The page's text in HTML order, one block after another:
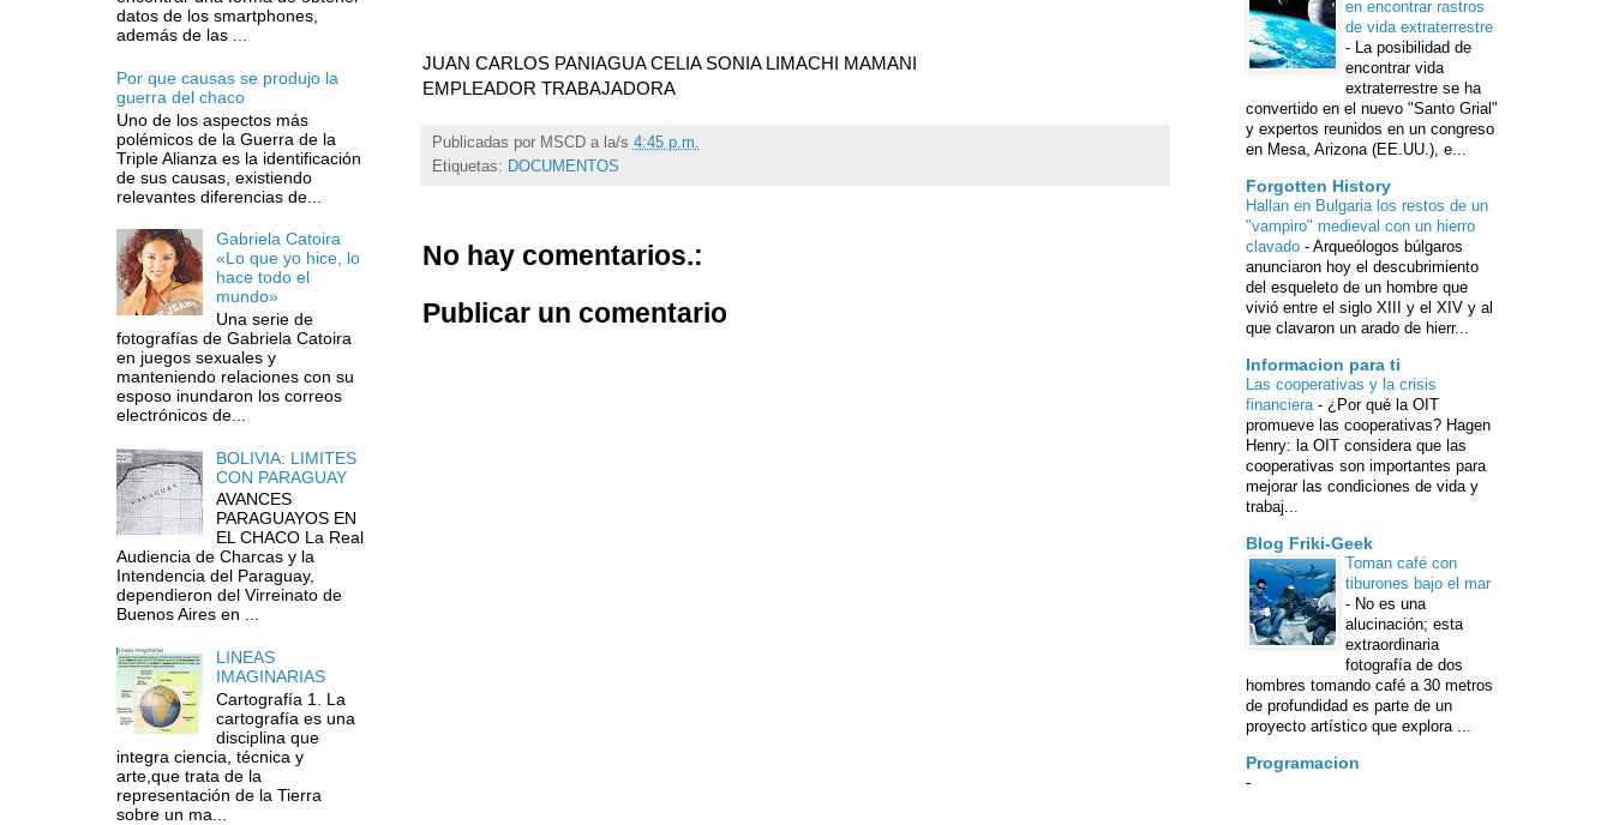
JUAN CARLOS PANIAGUA CELIA SONIA LIMACHI MAMANI
EMPLEADOR TRABAJADORA
Publicadas por MSCD a la/s 4:45 p.m.
Etiquetas: DOCUMENTOS
No hay comentarios.:
Publicar un comentario
datos de los smartphones,
además de las ...
Por que causas se produjo la
guerra del chaco
Uno de los aspectos más
polémicos de la Guerra de la
Triple Alianza es la identificación
de sus causas, existiendo
relevantes diferencias de...
Gabriela Catoira
«Lo que yo hice, lo
hace todo el
mundo»
Una serie de
fotografías de Gabriela Catoira
en juegos sexuales y
manteniendo relaciones con su
esposo inundaron los correos
electrónicos de...
BOLIVIA: LIMITES
CON PARAGUAY
AVANCES
PARAGUAYOS EN
EL CHACO La Real
Audiencia de Charcas y la
Intendencia del Paraguay,
dependieron del Virreinato de
Buenos Aires en ...
LINEAS
IMAGINARIAS
Cartografía 1. La
cartografía es una
disciplina que
integra ciencia, técnica y
arte,que trata de la
representación de la Tierra
sobre un ma...
en encontrar rastros
de vida extraterrestre
- La posibilidad de
encontrar vida
extraterrestre se ha
convertido en el nuevo "Santo Grial"
y expertos reunidos en un congreso
en Mesa, Arizona (EE.UU.), e...
Forgotten History
Hallan en Bulgaria los restos de un
"vampiro" medieval con un hierro
clavado - Arqueólogos búlgaros
anunciaron hoy el descubrimiento
del esqueleto de un hombre que
vivió entre el siglo XIII y el XIV y al
que clavaron un arado de hierr...
Informacion para ti
Las cooperativas y la crisis
financiera - ¿Por qué la OIT
promueve las cooperativas? Hagen
Henry: la OIT considera que las
cooperativas son importantes para
mejorar las condiciones de vida y
trabaj...
Blog Friki-Geek
Toman café con
tiburones bajo el mar
- No es una
alucinación; esta
extraordinaria
fotografía de dos
hombres tomando café a 30 metros
de profundidad es parte de un
proyecto artístico que explora ...
Programacion
-